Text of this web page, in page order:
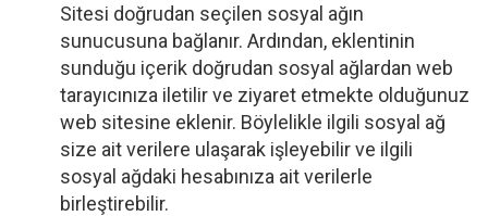
Sitesi doğrudan seçilen sosyal ağın
sunucusuna bağlanır. Ardından, eklentinin
sunduğu içerik doğrudan sosyal ağlardan web
tarayıcınıza iletilir ve ziyaret etmekte olduğunuz
web sitesine eklenir. Böylelikle ilgili sosyal ağ
size ait verilere ulaşarak işleyebilir ve ilgili
sosyal ağdaki hesabınıza ait verilerle
birleştirebilir.